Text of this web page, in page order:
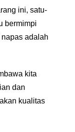
ini, satu-
bermimpi
adalah
kita
dan
kualitas